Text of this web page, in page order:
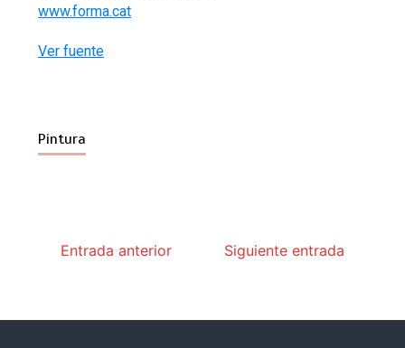
www.forma.cat
Ver fuente
Pintura
Entrada anterior Siguiente entrada